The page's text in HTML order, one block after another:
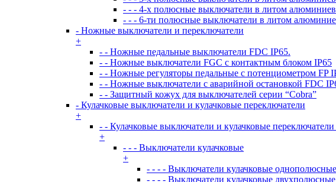
- - - 4-х полюсные выключатели в литом
- - - 6-ти полюсные выключатели в литом
- Ножные выключатели и переключатели
+
- - Ножные педальные выключатели FDC IP65.
- - Ножные выключатели FGC с контактным блоком IP65
- - Ножные регуляторы педальные с потенциометром FP
- - Ножные выключатели с аварийной остановкой FDC
- - Защитный кожух для выключателей серии “Cobra”
- Кулачковые выключатели и кулачковые переключатели
+
- - Кулачковые выключатели и кулачковые
+
- - - Выключатели кулачковые
+
- - - - Выключатели кулачковые
- - - - Выключатели кулачковые двухполюсные